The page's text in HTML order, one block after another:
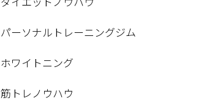
パーソナルトレーニングジム
ホワイトニング
筋トレノウハウ